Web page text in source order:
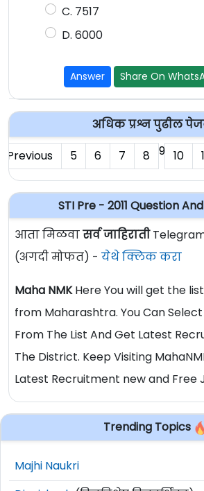
C. 7517
D. 6000
Answer Share On
अधिक प्रश्न पुढील
Previous
5 6 7 8 9 10
STI Pre - 2011 Question
आता मिळवासर्व जाहिराती
(अगदी मोफत) - येथे क्लिक करा
Maha NMKHere You will get the
from Maharashtra. You Can
From The List And Get Latest
The District. Keep Visiting
Latest Recruitment new and Free
Trending Topics
Majhi Naukri